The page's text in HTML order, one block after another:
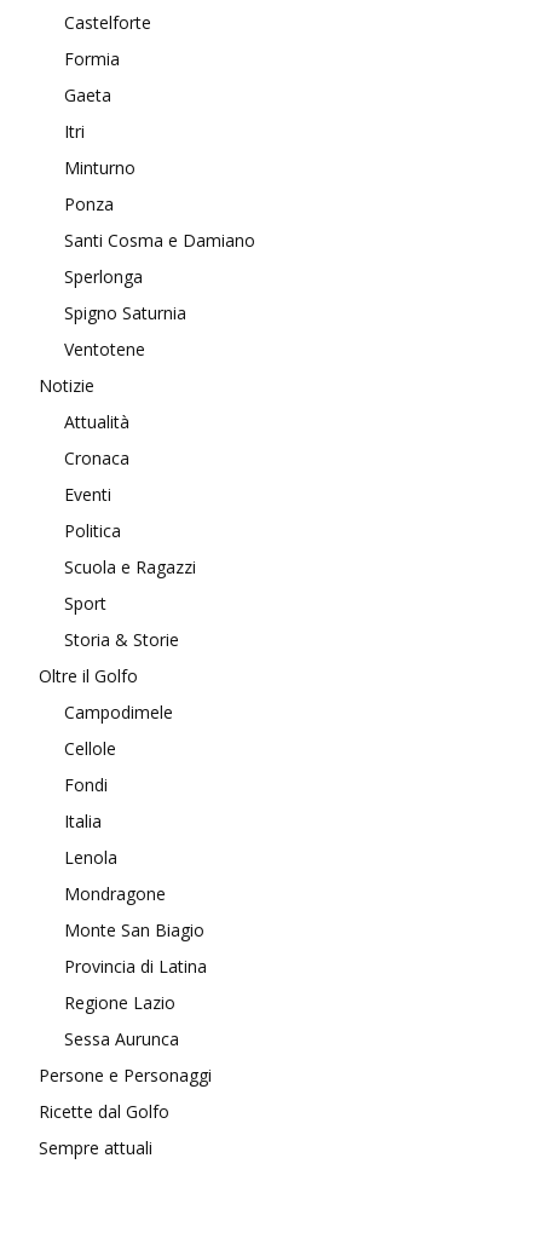
Castelforte
Formia
Gaeta
Itri
Minturno
Ponza
Santi Cosma e Damiano
Sperlonga
Spigno Saturnia
Ventotene
Notizie
Attualità
Cronaca
Eventi
Politica
Scuola e Ragazzi
Sport
Storia & Storie
Oltre il Golfo
Campodimele
Cellole
Fondi
Italia
Lenola
Mondragone
Monte San Biagio
Provincia di Latina
Regione Lazio
Sessa Aurunca
Persone e Personaggi
Ricette dal Golfo
Sempre attuali